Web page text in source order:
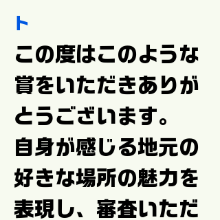
ト
この度はこのような
賞をいただきありが
とうございます。
自身が感じる地元の
好きな場所の魅力を
表現し、審査いただ